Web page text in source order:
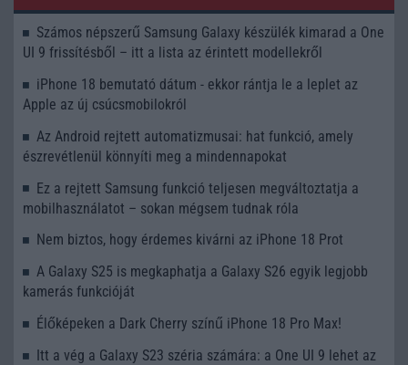
Számos népszerű Samsung Galaxy készülék kimarad a One
UI 9 frissítésből – itt a lista az érintett modellekről
iPhone 18 bemutató dátum - ekkor rántja le a leplet az
Apple az új csúcsmobilokról
Az Android rejtett automatizmusai: hat funkció, amely
észrevétlenül könnyíti meg a mindennapokat
Ez a rejtett Samsung funkció teljesen megváltoztatja a
mobilhasználatot – sokan mégsem tudnak róla
Nem biztos, hogy érdemes kivárni az iPhone 18 Prot
A Galaxy S25 is megkaphatja a Galaxy S26 egyik legjobb
kamerás funkcióját
Élőképeken a Dark Cherry színű iPhone 18 Pro Max!
Itt a vég a Galaxy S23 széria számára: a One UI 9 lehet az